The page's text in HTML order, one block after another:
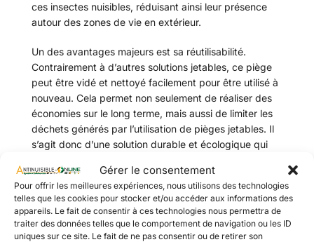
Gérer le consentement
Pour offrir les meilleures expériences, nous utilisons des technologies
telles que les cookies pour stocker et/ou accéder aux informations des
appareils. Le fait de consentir à ces technologies nous permettra de
traiter des données telles que le comportement de navigation ou les ID
uniques sur ce site. Le fait de ne pas consentir ou de retirer son
ces insectes nuisibles, réduisant ainsi leur présence
autour des zones de vie en extérieur.
Un des avantages majeurs est sa réutilisabilité.
Contrairement à d’autres solutions jetables, ce piège
peut être vidé et nettoyé facilement pour être utilisé à
nouveau. Cela permet non seulement de réaliser des
économies sur le long terme, mais aussi de limiter les
déchets générés par l’utilisation de pièges jetables. Il
s’agit donc d’une solution durable et écologique qui
professionnels cherchant à éliminer les nuisibles de
manière efficace et responsable.
Ce piège est particulièrement adapté à une utilisation
à grande échelle, ce qui le rend idéal pour les